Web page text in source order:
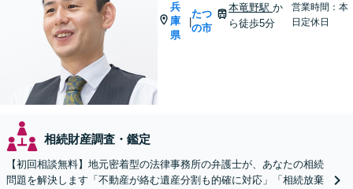
兵
庫
県
|
たつ
の市
本竜野駅か
ら徒歩5分
営業時間：本
日定休日
相続財産調査・鑑定
【初回相談無料】地元密着型の法律事務所の弁護士が、あなたの相続
問題を解決します「不動産が絡む遺産分割も的確に対応」「相続放棄